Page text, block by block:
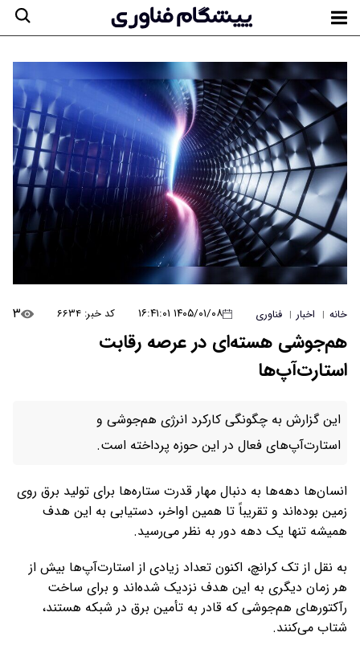
خانه | اخبار | فناوری ۱۴۰۵/۰۱/۰۸ ۱۶:۴۱:۰۱ کد خبر: ۶۶۳۴ ۳
هم‌جوشی هسته‌ای در عرصه رقابت
استارت‌آپ‌ها
این گزارش به چگونگی کارکرد انرژی هم‌جوشی و
استارت‌آپ‌های فعال در این حوزه پرداخته است.
انسان‌ها دهه‌ها به دنبال مهار قدرت ستاره‌ها برای تولید برق روی
زمین بوده‌اند و تقریباً تا همین اواخر، دستیابی به این هدف
همیشه تنها یک دهه دور به نظر می‌رسید.
به نقل از تک کرانچ، اکنون تعداد زیادی از استارت‌آپ‌ها بیش از
هر زمان دیگری به این هدف نزدیک شده‌اند و برای ساخت
رآکتورهای هم‌جوشی که قادر به تأمین برق در شبکه هستند،
شتاب می‌کنند.